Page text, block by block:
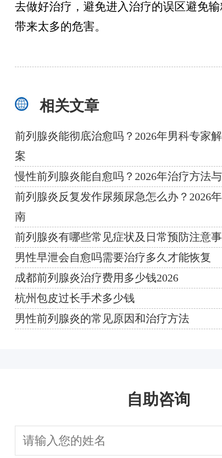
去做好治疗，避免进入治疗的误区避免
带来太多的危害。
相关文章
前列腺炎能彻底治愈吗？2026年男科专家
案
慢性前列腺炎能自愈吗？2026年治疗方法
前列腺炎反复发作尿频尿急怎么办？2026
南
前列腺炎有哪些常见症状及日常预防注意
男性早泄会自愈吗需要治疗多久才能恢复
成都前列腺炎治疗费用多少钱2026
杭州包皮过长手术多少钱
男性前列腺炎的常见原因和治疗方法
自助咨询